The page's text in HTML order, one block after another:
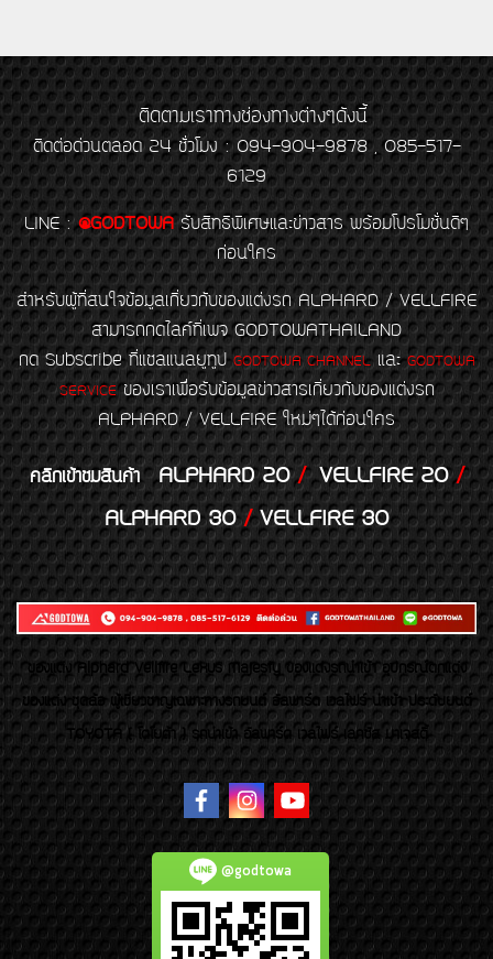
ติดตามเราทางช่องทางต่างๆดังนี้
ติดต่อด่วนตลอด 24 ชั่วโมง : 094-904-9878 , 085-517-
6129
LINE : @GODTOWA รับสิทธิพิเศษและข่าวสาร พร้อมโปรโมชั่นดีๆ
ก่อนใคร
สำหรับผู้ที่สนใจข้อมูลเกี่ยวกับของแต่งรถ ALPHARD / VELLFIRE
สามารถกดไลค์ที่เพจ GODTOWATHAILAND
กด Subscribe ที่แชลแนลยูทูป GODTOWA CHANNELและGODTOWA
SERVICEของเราเพื่อรับข้อมูลข่าวสารเกี่ยวกับของแต่งรถ
ALPHARD / VELLFIRE ใหม่ๆได้ก่อนใคร
คลิกเข้าชมสินค้า ALPHARD 20/VELLFIRE 20/
ALPHARD 30/VELLFIRE 30
ของเเต่ง Alphard Vellfire Lexus Majesty ของเเต่งรถนำเข้า อุปกรณ์ตกแต่ง
ของแต่ง ชุดล้อ ผู้เชี่ยวชาญเฉพาะทางรถยนต์ อัลพาร์ด เวลไฟร์ นำเข้า ประดับยนต์
TOYOTA ( โตโยต้า ) รถนำเข้า อัลพาร์ด เวลไฟร์ เลกซัส มาเจสตี้
@godtowa